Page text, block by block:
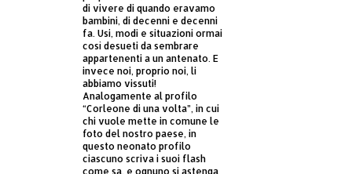
di vivere di quando eravamo
bambini, di decenni e decenni
fa. Usi, modi e situazioni ormai
così desueti da sembrare
appartenenti a un antenato. E
invece noi, proprio noi, li
abbiamo vissuti!
Analogamente al profilo
“Corleone di una volta”, in cui
chi vuole mette in comune le
foto del nostro paese, in
questo neonato profilo
ciascuno scriva i suoi flash
come sa, e ognuno si astenga